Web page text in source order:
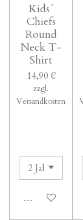
Kids´
Chiefs
Round
Neck T-
Shirt
14,90 €
zzgl.
Versandkosten
In den